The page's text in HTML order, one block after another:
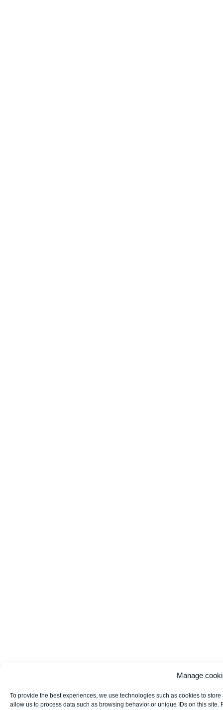
Manage
To provide the best experiences, we use technologies such as cookies to
allow us to process data such as browsing behavior or unique IDs on this